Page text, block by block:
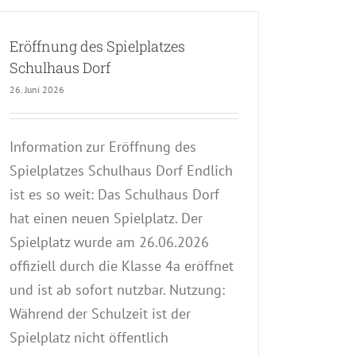
Eröffnung des Spielplatzes
Schulhaus Dorf
26. Juni 2026
Information zur Eröffnung des
Spielplatzes Schulhaus Dorf Endlich
ist es so weit: Das Schulhaus Dorf
hat einen neuen Spielplatz. Der
Spielplatz wurde am 26.06.2026
offiziell durch die Klasse 4a eröffnet
und ist ab sofort nutzbar. Nutzung:
Während der Schulzeit ist der
Spielplatz nicht öffentlich